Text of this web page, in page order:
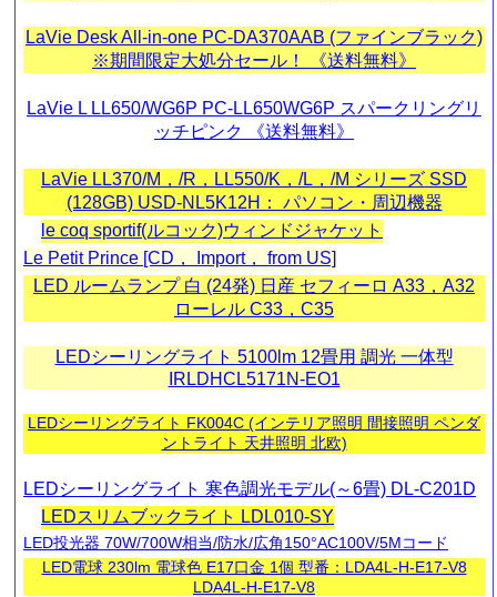
LaVie Desk All-in-one PC-DA370AAB (ファインブラック)
※期間限定大処分セール！ 《送料無料》
LaVie L LL650/WG6P PC-LL650WG6P スパークリングリ
ッチピンク 《送料無料》
LaVie LL370/M，/R，LL550/K，/L，/M シリーズ SSD
(128GB) USD-NL5K12H： パソコン・周辺機器
le coq sportif(ルコック)ウィンドジャケット
Le Petit Prince [CD， Import， from US]
LED ルームランプ 白 (24発) 日産 セフィーロ A33，A32
ローレル C33，C35
LEDシーリングライト 5100lm 12畳用 調光 一体型
IRLDHCL5171N-EO1
LEDシーリングライト FK004C (インテリア照明 間接照明 ペンダ
ントライト 天井照明 北欧)
LEDシーリングライト 寒色調光モデル(～6畳) DL-C201D
LEDスリムブックライト LDL010-SY
LED投光器 70W/700W相当/防水/広角150°AC100V/5Mコード
LED電球 230lm 電球色 E17口金 1個 型番：LDA4L-H-E17-V8
LDA4L-H-E17-V8